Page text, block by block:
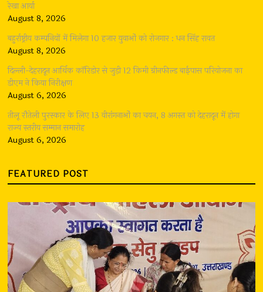
रेखा आर्या
August 8, 2026
बहुर्राष्ट्रीय कम्पनियों में मिलेगा 10 हजार युवाओं को रोजगार : धन सिंह रावत
August 8, 2026
दिल्ली-देहरादून आर्थिक कॉरिडोर से जुड़ी 12 किमी ग्रीनफील्ड बाईपास परियोजना का
डीएम ने किया निरीक्षण
August 6, 2026
तीलू रौतेली पुरस्कार के लिए 13 वीरांगनाओं का चयन, 8 अगस्त को देहरादून में होगा
राज्य स्तरीय सम्मान समारोह
August 6, 2026
FEATURED POST